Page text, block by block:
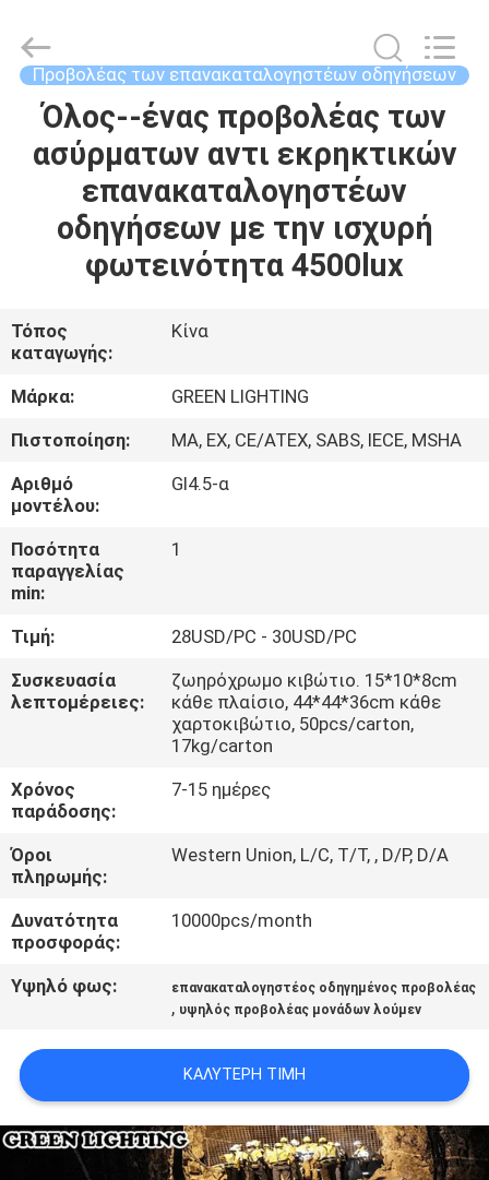
ΣΠΊΤΙ
ΠΡΟΪΌΝΤΑ
ΠΕΡΊΠΟΥ
ΓΎΡΟΣ
ΕΡΓΟΣΤΑΣΊΩΝ
ΠΟΙΟΤΙΚΌΣ
ΈΛΕΓΧΟΣ
ΜΑΣ
ΣΕ
ΕΠΑΦΉ
ΖΗΤΉΣΤΕ
ΈΝΑ
ΑΠΌΣΠΑΣΜΑ
SITEMAP
PRIVACY
POLICY
2017
2025
GREEN
LIGHTING
TECHNOLOGY
Προβολέας των επανακαταλογηστέων οδηγήσεων
Όλος--ένας προβολέας των
ασύρματων αντι εκρηκτικών
επανακαταλογηστέων
οδηγήσεων με την ισχυρή
φωτεινότητα 4500lux
Τόπος
καταγωγής:
Κίνα
Μάρκα:
GREEN LIGHTING
Πιστοποίηση:
MA, EX, CE/ATEX, SABS, IECE, MSHA
Αριθμό
μοντέλου:
Gl4.5-α
Ποσότητα
παραγγελίας
min:
1
Τιμή:
28USD/PC - 30USD/PC
Συσκευασία
λεπτομέρειες:
ζωηρόχρωμο κιβώτιο. 15*10*8cm
κάθε πλαίσιο, 44*44*36cm κάθε
χαρτοκιβώτιο, 50pcs/carton,
17kg/carton
Χρόνος
παράδοσης:
7-15 ημέρες
Όροι
πληρωμής:
Western Union, L/C, T/T, , D/P, D/A
Δυνατότητα
προσφοράς:
10000pcs/month
Υψηλό φως: επανακαταλογηστέος οδηγημένος προβολέας
, υψηλός προβολέας μονάδων λούμεν
ΚΑΛΎΤΕΡΗ ΤΙΜΉ